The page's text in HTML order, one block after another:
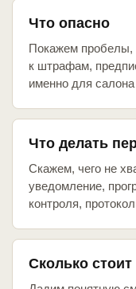
Что опасно
Покажем пробелы,
к штрафам,
именно для
Что делать
Скажем, чего не
уведомление,
контроля,
Сколько стоит